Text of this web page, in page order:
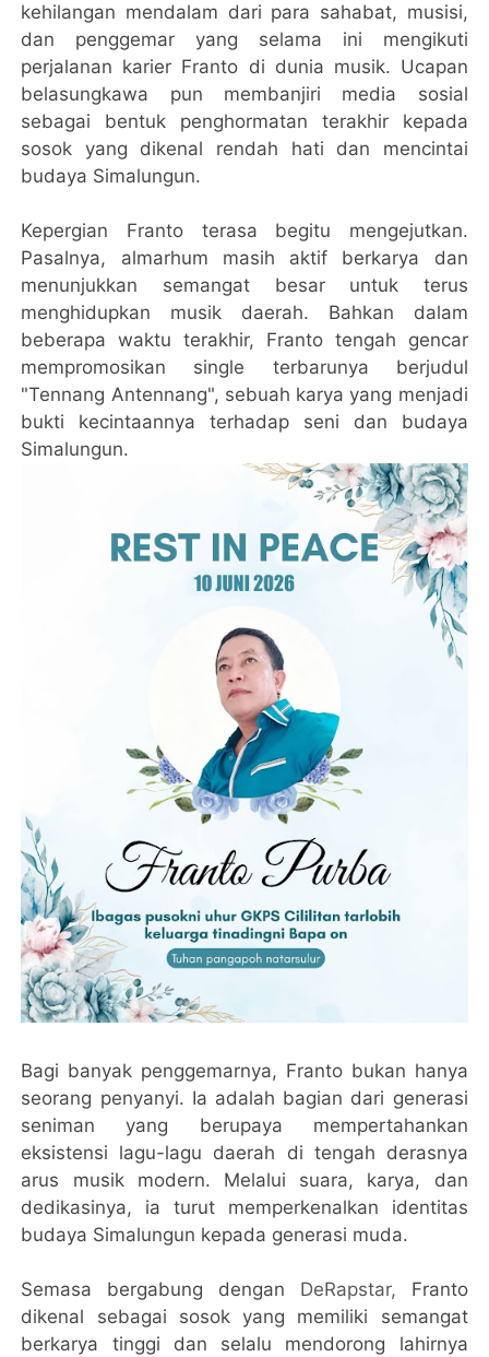
kehilangan mendalam dari para sahabat, musisi,
dan penggemar yang selama ini mengikuti
perjalanan karier Franto di dunia musik. Ucapan
belasungkawa pun membanjiri media sosial
sebagai bentuk penghormatan terakhir kepada
sosok yang dikenal rendah hati dan mencintai
budaya Simalungun.
Kepergian Franto terasa begitu mengejutkan.
Pasalnya, almarhum masih aktif berkarya dan
menunjukkan semangat besar untuk terus
menghidupkan musik daerah. Bahkan dalam
beberapa waktu terakhir, Franto tengah gencar
mempromosikan single terbarunya berjudul
"Tennang Antennang", sebuah karya yang menjadi
bukti kecintaannya terhadap seni dan budaya
Simalungun.
Bagi banyak penggemarnya, Franto bukan hanya
seorang penyanyi. Ia adalah bagian dari generasi
seniman yang berupaya mempertahankan
eksistensi lagu-lagu daerah di tengah derasnya
arus musik modern. Melalui suara, karya, dan
dedikasinya, ia turut memperkenalkan identitas
budaya Simalungun kepada generasi muda.
Semasa bergabung dengan DeRapstar, Franto
dikenal sebagai sosok yang memiliki semangat
berkarya tinggi dan selalu mendorong lahirnya